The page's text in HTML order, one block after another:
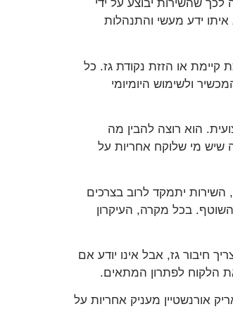
שהשירות יבוצע על ידי
רמה 2, עם מעל 10 שנות ניסיון, ולכן הוא מביא איתו ידע מעשי והתנהלות
קיימת או הזזת נקודת גז. כל
ולשימוש היומיומי
הוא רוצה להבין מה
שיש מי שלוקח אחריות על
השירות יתמקד לרוב בצרכים
בכל מקרה, העיקרון
חיבור גז, אבל אינו יודע אם
הלקוח לפתרון המתאים.
אורנשטיין מעניק אחריות על